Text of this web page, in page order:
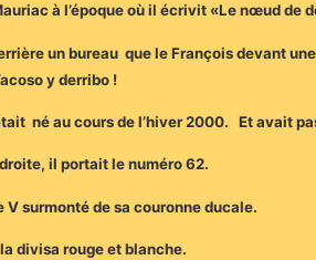
à l’époque où il écrivit «Le nœud de
un bureau que le François devant
y derribo !
né au cours de l’hiver 2000. Et avait
il portait le numéro 62.
V surmonté de sa couronne ducale.
divisa rouge et blanche.